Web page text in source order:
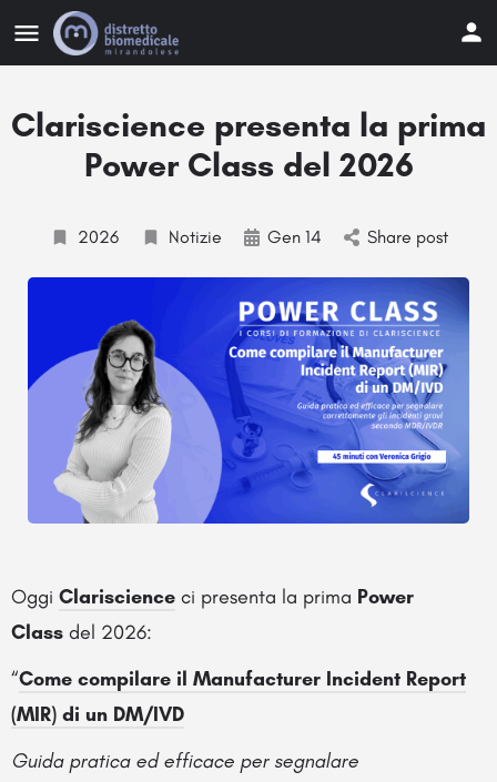
Clariscience presenta la prima
Power Class del 2026
2026 Notizie Gen 14 Share post
Oggi Clariscience ci presenta la prima Power
Class del 2026:
“Come compilare il Manufacturer Incident Report
(MIR) di un DM/IVD
Guida pratica ed efficace per segnalare